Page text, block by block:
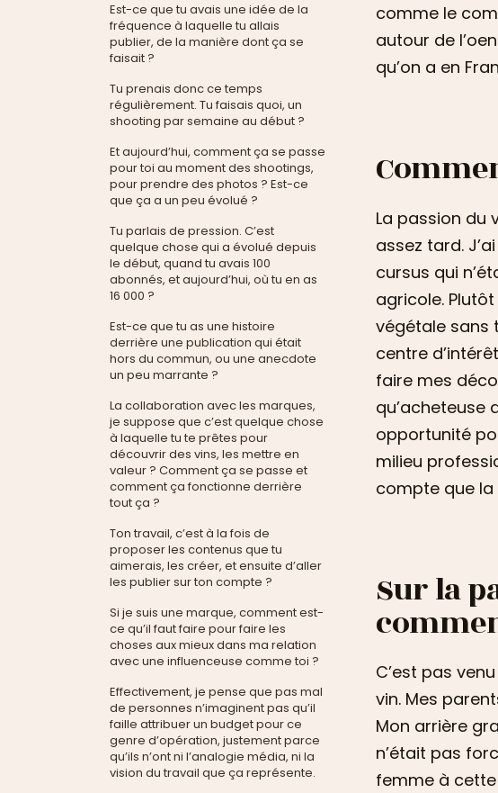
Est-ce que tu avais une idée de la
fréquence à laquelle tu allais
publier, de la manière dont ça se
faisait ?
Tu prenais donc ce temps
régulièrement. Tu faisais quoi, un
shooting par semaine au début ?
Et aujourd’hui, comment ça se passe
pour toi au moment des shootings,
pour prendre des photos ? Est-ce
que ça a un peu évolué ?
Tu parlais de pression. C’est
quelque chose qui a évolué depuis
le début, quand tu avais 100
abonnés, et aujourd’hui, où tu en as
16 000 ?
Est-ce que tu as une histoire
derrière une publication qui était
hors du commun, ou une anecdote
un peu marrante ?
La collaboration avec les marques,
je suppose que c’est quelque chose
à laquelle tu te prêtes pour
découvrir des vins, les mettre en
valeur ? Comment ça se passe et
comment ça fonctionne derrière
tout ça ?
Ton travail, c’est à la fois de
proposer les contenus que tu
aimerais, les créer, et ensuite d’aller
les publier sur ton compte ?
Si je suis une marque, comment est-
ce qu’il faut faire pour faire les
choses aux mieux dans ma relation
avec une influenceuse comme toi ?
Effectivement, je pense que pas mal
de personnes n’imaginent pas qu’il
faille attribuer un budget pour ce
genre d’opération, justement parce
qu’ils n’ont ni l’analogie média, ni la
vision du travail que ça représente.
comme le
autour de
qu’on a en
La passion du
assez tard.
cursus qui
agricole.
végétale sans
centre
faire mes
qu’acheteuse
opportunité
milieu
compte que la
Sur la
C’est pas
vin. Mes
Mon arrière
n’était pas
femme à